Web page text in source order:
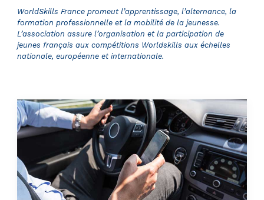
WorldSkills France promeut l’apprentissage, l’alternance, la
formation professionnelle et la mobilité de la jeunesse.
L’association assure l’organisation et la participation de
jeunes français aux compétitions Worldskills aux échelles
nationale, européenne et internationale.